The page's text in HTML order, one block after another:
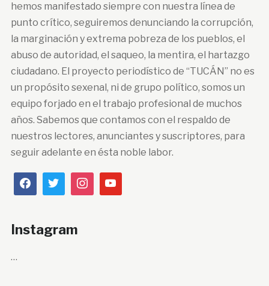
hemos manifestado siempre con nuestra línea de
punto crítico, seguiremos denunciando la corrupción,
la marginación y extrema pobreza de los pueblos, el
abuso de autoridad, el saqueo, la mentira, el hartazgo
ciudadano. El proyecto periodístico de “TUCÁN” no es
un propósito sexenal, ni de grupo político, somos un
equipo forjado en el trabajo profesional de muchos
años. Sabemos que contamos con el respaldo de
nuestros lectores, anunciantes y suscriptores, para
seguir adelante en ésta noble labor.
Instagram
…